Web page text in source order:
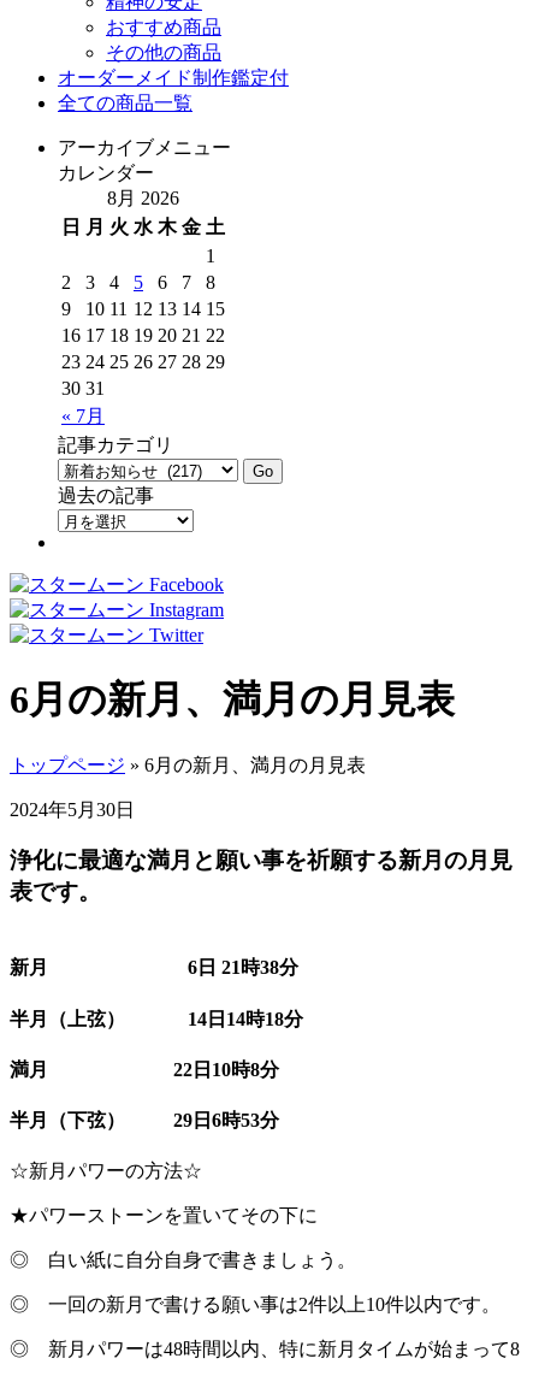
おすすめ商品
その他の商品
オーダーメイド制作鑑定付
全ての商品一覧
アーカイブメニュー
カレンダー
8月 2026
日
月 火 水 木 金 土
« 7月
1
2
3 4 5 6 7
8
9
10 11 12 13 14 15
16 17 18 19 20 21 22
23 24 25 26 27 28 29
30 31
記事カテゴリ
過去の記事
6月の新月、満月の月見表
トップページ » 6月の新月、満月の月見表
2024年5月30日
浄化に最適な満月と願い事を祈願する新月の月見
表です。
新月 6日 21時38分
半月（上弦） 14日14時18分
満月 22日10時8分
半月（下弦） 29日6時53分
☆新月パワーの方法☆
★パワーストーンを置いてその下に
◎ 白い紙に自分自身で書きましょう。
◎ 一回の新月で書ける願い事は2件以上10件以内です。
◎ 新月パワーは48時間以内、特に新月タイムが始まって8